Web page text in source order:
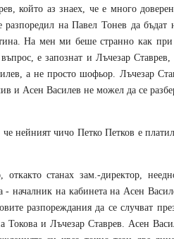
който аз знаех, че е много
на Павел Тонев да
На мен ми беше странно как при
е запознат и Лъчезар Ставрев,
а не просто шофьор. Лъчезар
и Асен Василев не можел да се
нейният чичо Петко Петков е
станах зам.-директор,
началник на кабинета на Асен
разпореждания да се случват
Токова и Лъчезар Ставрев. Асен